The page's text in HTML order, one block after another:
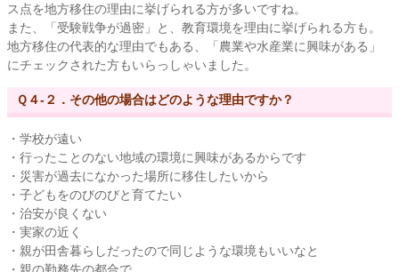
ス点を地方移住の理由に挙げられる方が多いですね。
また、「受験戦争が過密」と、教育環境を理由に挙げられる方も。
地方移住の代表的な理由でもある、「農業や水産業に興味がある」
にチェックされた方もいらっしゃいました。
Ｑ４-２．その他の場合はどのような理由ですか？
・学校が遠い
・行ったことのない地域の環境に興味があるからです
・災害が過去になかった場所に移住したいから
・子どもをのびのびと育てたい
・治安が良くない
・実家の近く
・親が田舎暮らしだったので同じような環境もいいなと